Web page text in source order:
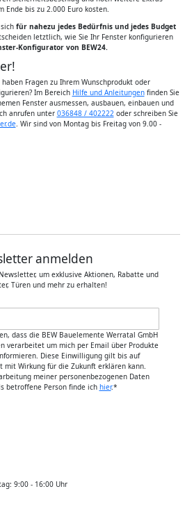
Ende bis zu 2.000 Euro kosten.
für nahezu jedes Bedürfnis und jedes Budget
letztlich, wie Sie Ihr Fenster konfigurieren
Konfigurator von BEW24.
Fragen zu Ihrem Wunschprodukt oder
Im Bereich Hilfe und Anleitungenfinden Sie
Fenster ausmessen, ausbauen, einbauen und
anrufen unter 036848 / 402222oder schreiben Sie
. Wir sind von Montag bis Freitag von 9.00 -
anmelden
um exklusive Aktionen, Rabatte und
Türen und mehr zu erhalten!
dass die BEW Bauelemente Werratal GmbH
verarbeitet um mich per Email über Produkte
Diese Einwilligung gilt bis auf
mit Wirkung für die Zukunft erklären kann.
meiner personenbezogenen Daten
betroffene Person finde ich hier.*
9:00 - 16:00 Uhr